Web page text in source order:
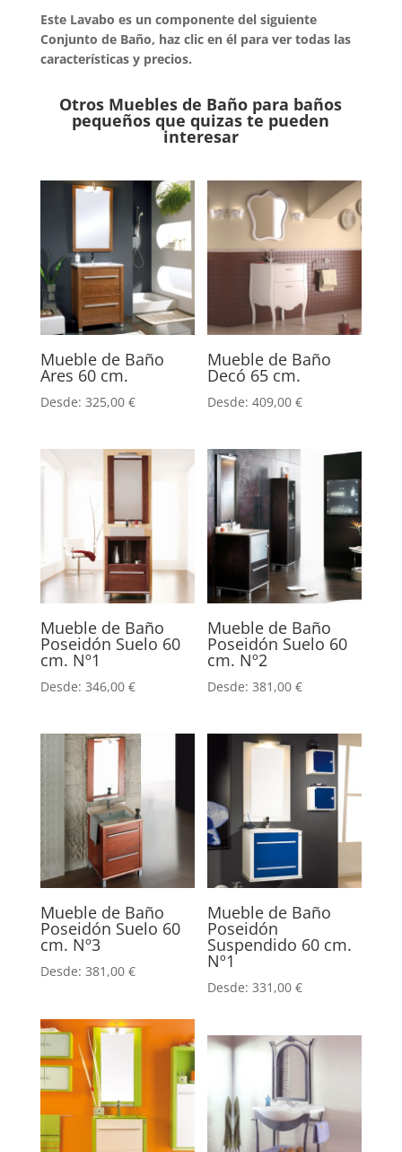
Este Lavabo es un componente del siguiente
Conjunto de Baño, haz clic en él para ver todas las
características y precios.
Otros Muebles de Baño para baños
pequeños que quizas te pueden
interesar
Mueble de Baño
Ares 60 cm.
Desde: 325,00 €
Mueble de Baño
Decó 65 cm.
Desde:409,00€
Mueble de Baño
Poseidón Suelo 60
cm. Nº1
Desde: 346,00 €
Mueble de Baño
Poseidón Suelo 60
cm. Nº2
Desde:381,00€
Mueble de Baño
Poseidón Suelo 60
cm. Nº3
Desde: 381,00 €
Mueble de Baño
Poseidón
Suspendido 60 cm.
Nº1
Desde:331,00€